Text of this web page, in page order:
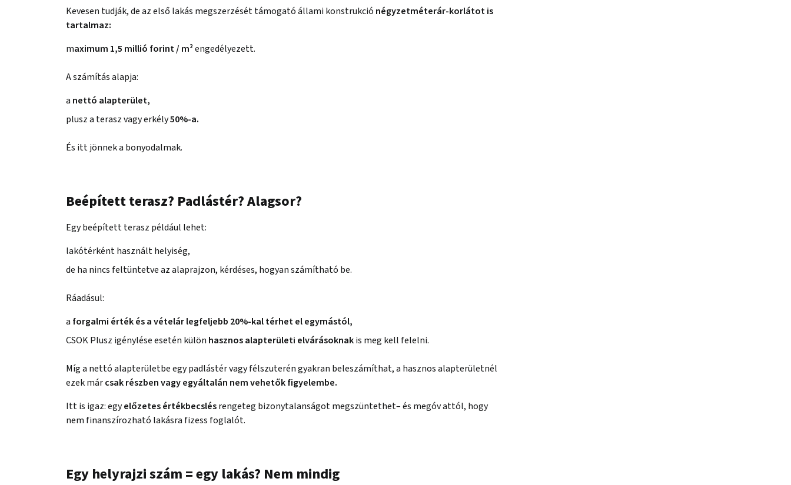
Kevesen tudják, de az első lakás megszerzését támogató állami konstrukció négyzetméterár-korlátot is
tartalmaz:
maximum 1,5 millió forint / m²engedélyezett.
A számítás alapja:
a nettó alapterület,
plusz a terasz vagy erkély50%-a.
És itt jönnek a bonyodalmak.
Beépített terasz? Padlástér? Alagsor?
Egy beépített terasz például lehet:
lakótérként használt helyiség,
de ha nincs feltüntetve az alaprajzon, kérdéses, hogyan számítható be.
Ráadásul:
a forgalmi érték és a vételár legfeljebb 20%-kal térhet el egymástól,
CSOK Plusz igénylése esetén külön hasznos alapterületi elvárásoknakis meg kell felelni.
Míg a nettó alapterületbe egy padlástér vagy félszuterén gyakran beleszámíthat, a hasznos alapterületnél
ezek márcsak részben vagy egyáltalán nem vehetők figyelembe.
Itt is igaz: egyelőzetes értékbecslésrengeteg bizonytalanságot megszüntethet– és megóv attól, hogy
nem finanszírozható lakásra fizess foglalót.
Egy helyrajzi szám = egy lakás? Nem mindig